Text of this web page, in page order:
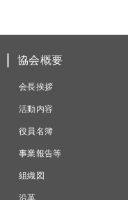
協会概要
会長挨拶
活動内容
役員名簿
事業報告等
組織図
沿革